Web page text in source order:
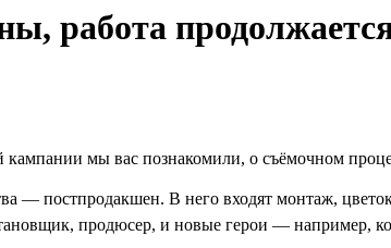
работа
мы вас познакомили, о съёмочном
— постпродакшен. В него входят монтаж,
продюсер, и новые герои — например,